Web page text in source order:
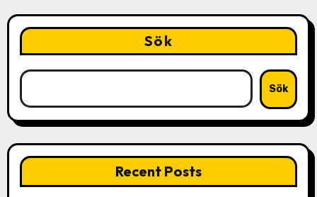
Sök
Sök
Recent Posts